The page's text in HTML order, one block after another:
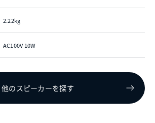
2.22kg
AC100V 10W
他のスピーカーを探す